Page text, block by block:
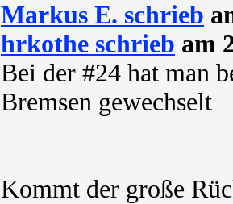
Markus E. schrieb
hrkothe schrieb am
Bei der #24 hat man
Bremsen gewechselt
Kommt der große